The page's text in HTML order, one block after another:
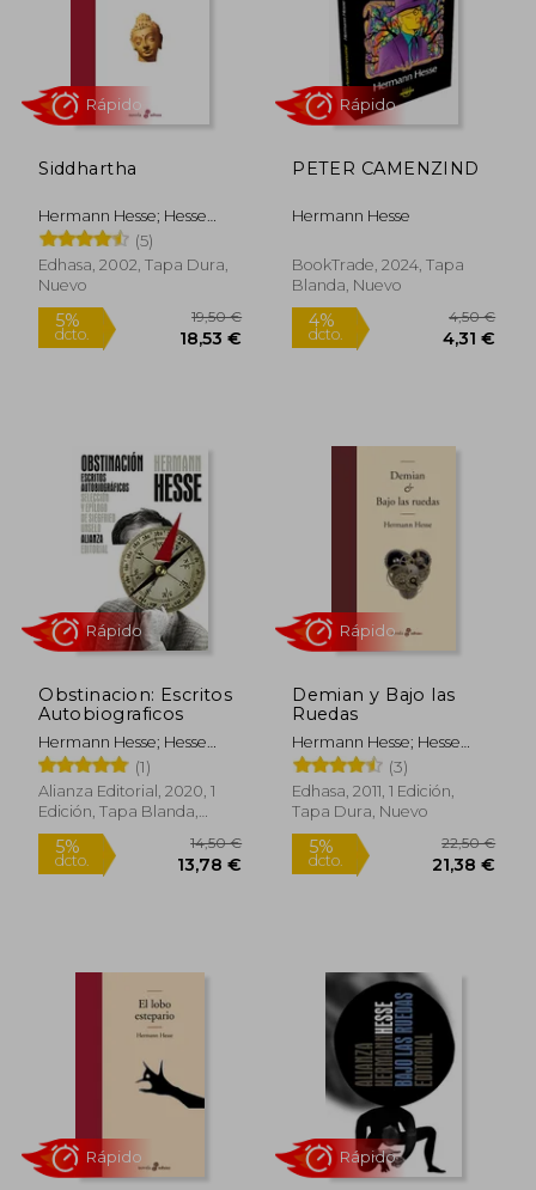
5%
dcto. 8,55 € dcto.
Rápido
Siddhartha
Hermann Hesse; Hesse
Hermann
(5)
Edhasa, 2002, Tapa Dura,
Nuevo
5%
dcto. 18,53 €
Rápido
PETER CAMENZIND
Hermann Hesse
BookTrade, 2024, Tapa
Blanda, Nuevo
4%
dcto.
Rápido
Obstinacion: Escritos
Autobiograficos
Hermann Hesse; Hesse
Hermann
(1)
Alianza Editorial, 2020, 1
Edición, Tapa Blanda,
Nuevo
Rápido
Demian y Bajo las
Ruedas
Hermann Hesse; Hesse
Hermann
(3)
Edhasa, 2011, 1 Edición,
Tapa Dura, Nuevo
Rápido